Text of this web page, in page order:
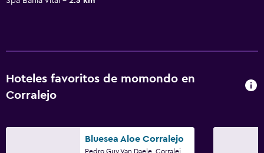
Hoteles favoritos de momondo en
Corralejo
Bluesea Aloe Corralejo